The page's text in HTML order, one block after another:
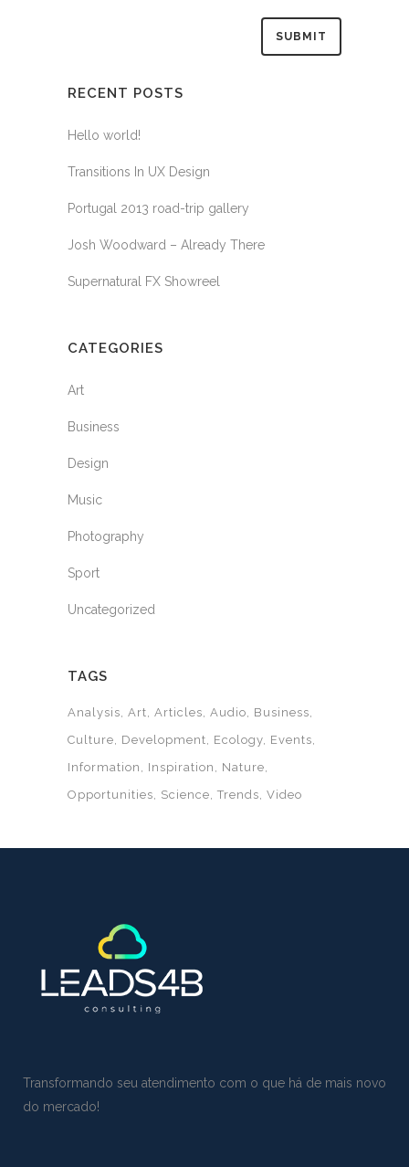
RECENT POSTS
Hello world!
Transitions In UX Design
Portugal 2013 road-trip gallery
Josh Woodward – Already There
Supernatural FX Showreel
CATEGORIES
Art
Business
Design
Music
Photography
Sport
Uncategorized
TAGS
Analysis Art Articles Audio
Business
Culture
Development Ecology Events
Information
Inspiration
Nature
Opportunities
Science Trends Video
Transformando seu atendimento com o que há de mais novo
do mercado!